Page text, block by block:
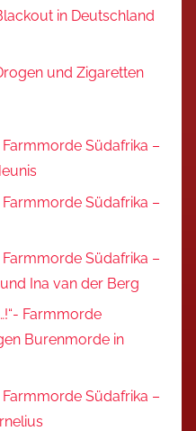
in Deutschland
und Zigaretten
Südafrika –
Südafrika –
Südafrika –
Ina van der Berg
Farmmorde
Burenmorde in
Südafrika –